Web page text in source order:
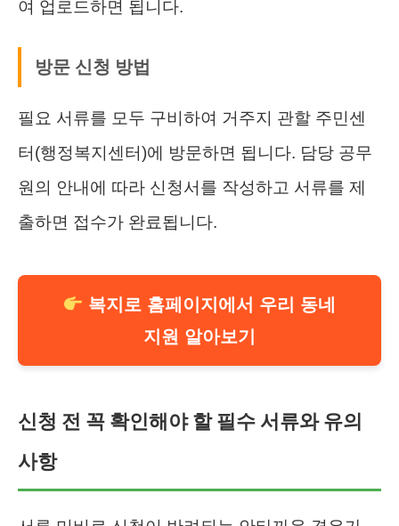
여 업로드하면 됩니다.
방문 신청 방법
필요 서류를 모두 구비하여 거주지 관할 주민센
터(행정복지센터)에 방문하면 됩니다. 담당 공무
원의 안내에 따라 신청서를 작성하고 서류를 제
출하면 접수가 완료됩니다.
복지로 홈페이지에서 우리 동네
지원 알아보기
신청 전 꼭 확인해야 할 필수 서류와 유의
사항